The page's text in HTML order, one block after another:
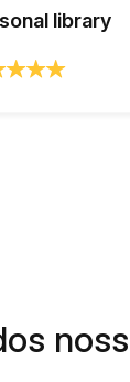
library